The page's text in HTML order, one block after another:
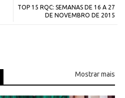
TOP 15 RQC: SEMANAS DE 16 A 27
DE NOVEMBRO DE 2015
Mostrar mais